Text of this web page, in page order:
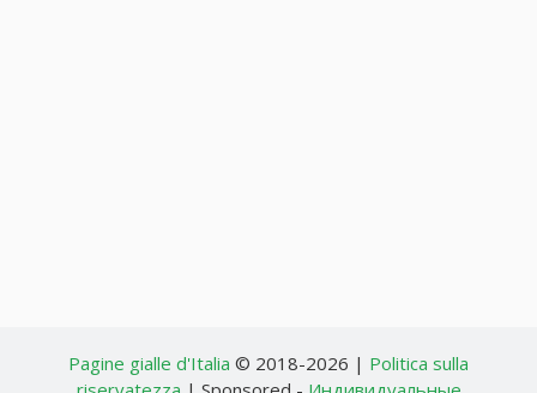
Pagine gialle d'Italia © 2018-2026 | Politica sulla